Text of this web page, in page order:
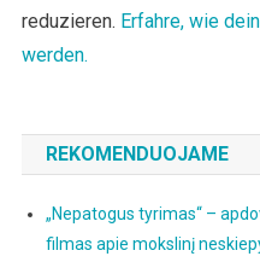
reduzieren. Erfahre, wie
werden.
REKOMENDUOJAME
„Nepatogus tyrimas“ –
filmas apie mokslinį